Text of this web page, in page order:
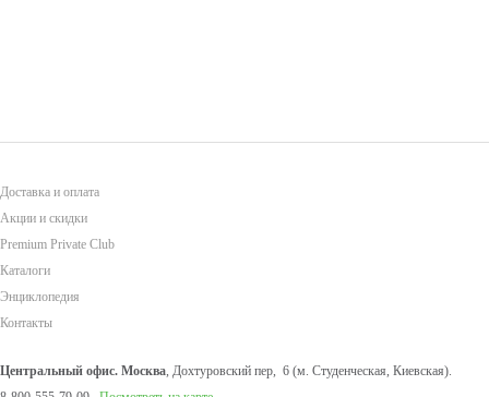
Доставка и оплата
Акции и скидки
Premium Private Club
Каталоги
Энциклопедия
Контакты
Центральный офис. Москва, Дохтуровский пер, 6 (м. Студенческая, Киевская).